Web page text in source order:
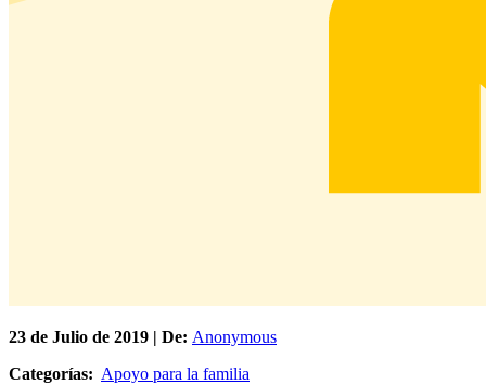
23 de Julio de 2019 | De: Anonymous
Categorías: Apoyo para la familia